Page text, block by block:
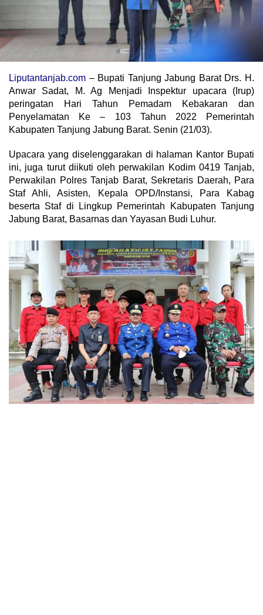
Liputantanjab.com – Bupati Tanjung Jabung Barat Drs. H.
Anwar Sadat, M. Ag Menjadi Inspektur upacara (Irup)
peringatan Hari Tahun Pemadam Kebakaran dan
Penyelamatan Ke – 103 Tahun 2022 Pemerintah
Kabupaten Tanjung Jabung Barat. Senin (21/03).
Upacara yang diselenggarakan di halaman Kantor Bupati
ini, juga turut diikuti oleh perwakilan Kodim 0419 Tanjab,
Perwakilan Polres Tanjab Barat, Sekretaris Daerah, Para
Staf Ahli, Asisten, Kepala OPD/Instansi, Para Kabag
beserta Staf di Lingkup Pemerintah Kabupaten Tanjung
Jabung Barat, Basarnas dan Yayasan Budi Luhur.